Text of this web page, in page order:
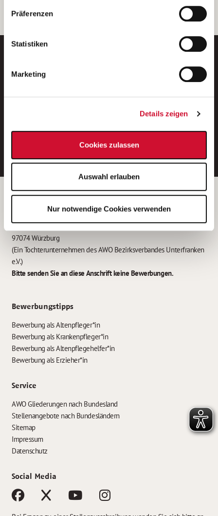
Ihre Einwilligung selbstverständlich jederzeit widerrufen,
indem Sie die Cookie-Einstellungen aufrufen und diese
unserer
Präferenzen
Statistiken
Marketing
Details zeigen
Cookies zulassen
Auswahl erlauben
Nur notwendige Cookies verwenden
E-Mail-Adresse eintragen
Betreiber der Webseite
Garitz Bewirtschaftungsbetriebe GmbH
Kantstraße 45a
97074 Würzburg
(Ein Tochterunternehmen des AWO Bezirksverbandes Unterfranken
e.V.)
Bitte senden Sie an diese Anschrift keine Bewerbungen.
Bewerbungstipps
Bewerbung als Altenpfleger*in
Bewerbung als Krankenpfleger*in
Bewerbung als Altenpflegehelfer*in
Bewerbung als Erzieher*in
Service
AWO Gliederungen nach Bundesland
Stellenangebote nach Bundesländern
Sitemap
Impressum
Datenschutz
Social Media